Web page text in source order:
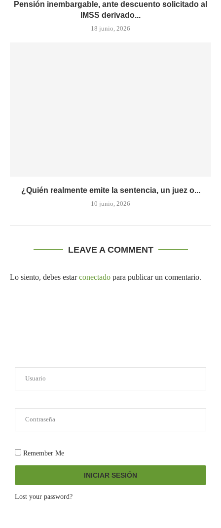
Pensión inembargable, ante descuento solicitado al
IMSS derivado...
18 junio, 2026
¿Quién realmente emite la sentencia, un juez o...
10 junio, 2026
LEAVE A COMMENT
Lo siento, debes estarconectado para publicar un comentario.
Remember Me
INICIAR SESIÓN
Lost your password?